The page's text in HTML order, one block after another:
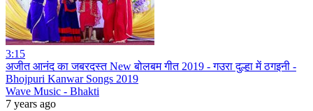
3:15
अजीत आनंद का जबरदस्त New बोलबम गीत 2019 - गउरा दुल्हा में ठगइनी -
Bhojpuri Kanwar Songs 2019
Wave Music - Bhakti
7 years ago